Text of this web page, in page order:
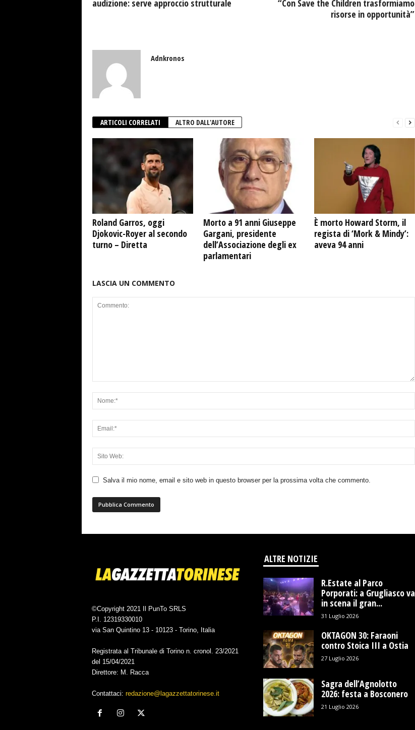
audizione: serve approccio strutturale
“Con Save the Children trasformiamo
risorse in opportunità”
Adnkronos
ARTICOLI CORRELATI ALTRO DALL'AUTORE
Roland Garros, oggi
Djokovic-Royer al secondo
turno – Diretta
Morto a 91 anni Giuseppe
Gargani, presidente
dell’Associazione degli ex
parlamentari
È morto Howard Storm, il
regista di ‘Mork & Mindy’:
aveva 94 anni
LASCIA UN COMMENTO
Salva il mio nome, email e sito web in questo browser per la prossima volta che commento.
©Copyright 2021 Il PunTo SRLS
P.I. 12319330010
via San Quintino 13 - 10123 - Torino, Italia
Registrata al Tribunale di Torino n. cronol. 23/2021
del 15/04/2021
Direttore: M. Racca
Contattaci: redazione@lagazzettatorinese.it
ALTRE NOTIZIE
R.Estate al Parco
Porporati: a Grugliasco va
in scena il gran...
31 Luglio 2026
OKTAGON 30: Faraoni
contro Stoica III a Ostia
27 Luglio 2026
Sagra dell’Agnolotto
2026: festa a Bosconero
21 Luglio 2026